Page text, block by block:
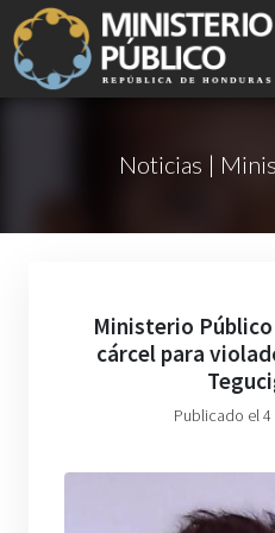
Noticias |
Ministerio
cárcel para
Publicado el